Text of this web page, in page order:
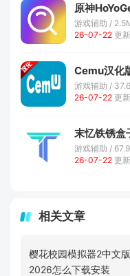
原神
游戏辅助 /
26-07-22 更新
游戏辅助 /
26-07-22 更新
末忆铁锈盒
游戏辅助 /
26-07-22 更新
相关文章
樱花校园模拟器2中文
2026怎么下载安装